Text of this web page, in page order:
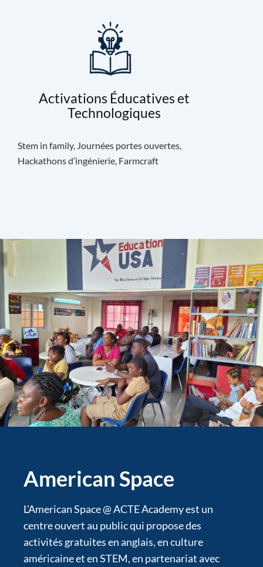
Activations Éducatives et
Technologiques
Stem in family, Journées portes ouvertes,
Hackathons d’ingénierie, Farmcraft
American Space
L’American Space @ ACTE Academy est un
centre ouvert au public qui propose des
activités gratuites en anglais, en culture
américaine et en STEM, en partenariat avec